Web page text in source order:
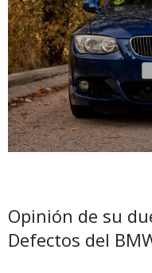
Opinión de su
Defectos del